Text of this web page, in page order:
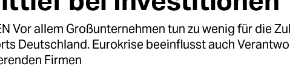
Vor allem Großunternehmen tun zu wenig für die
Deutschland. Eurokrise beeinflusst auch
Firmen